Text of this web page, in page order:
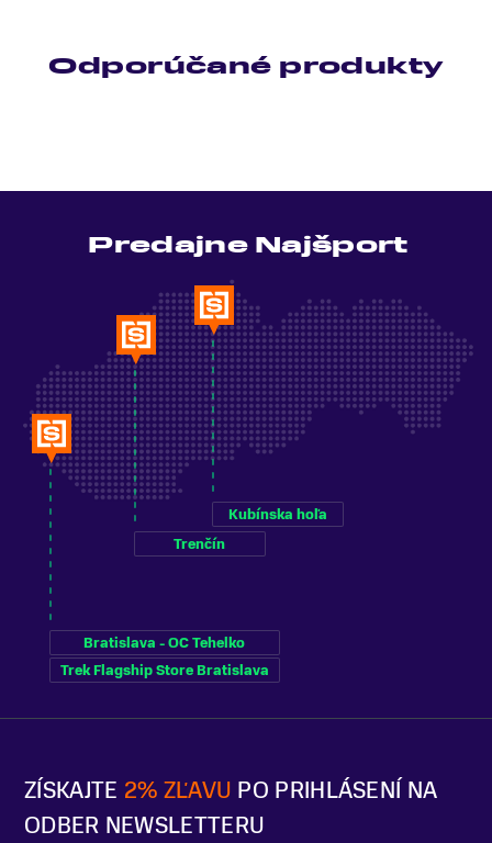
Odporúčané produkty
ZÍSKAJTE 2% ZĽAVU PO PRIHLÁSENÍ NA
ODBER NEWSLETTERU
Predajne Najšport
Bratislava - OC Tehelko
Trek Flagship Store Bratislava
Trenčín
Kubínska hoľa